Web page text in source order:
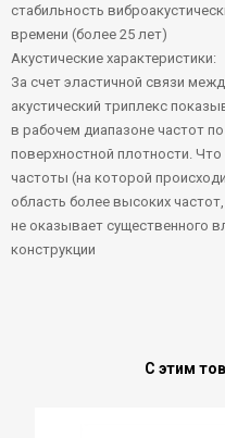
стабильность
времени (более 25 лет)
Акустические характеристики:
За счет эластичной связи
акустический триплекс
в рабочем диапазоне частот
поверхностной плотности.
частоты (на которой
область более высоких
не оказывает существенного
конструкции
С этим